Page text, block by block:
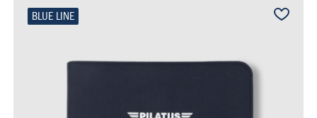
BLUE LINE